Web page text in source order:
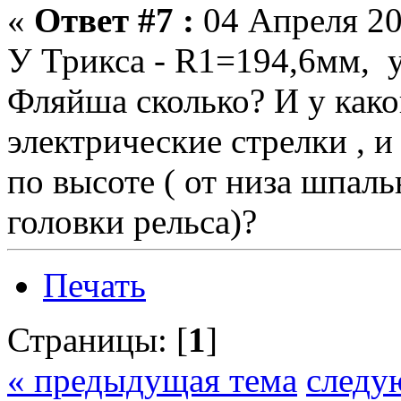
« Ответ #7 : 04 Апреля
У Трикса - R1=194,6мм,
Фляйша сколько? И у
электрические стрелки ,
по высоте ( от низа
головки рельса)?
Печать
Страницы: [1]
« предыдущая тема